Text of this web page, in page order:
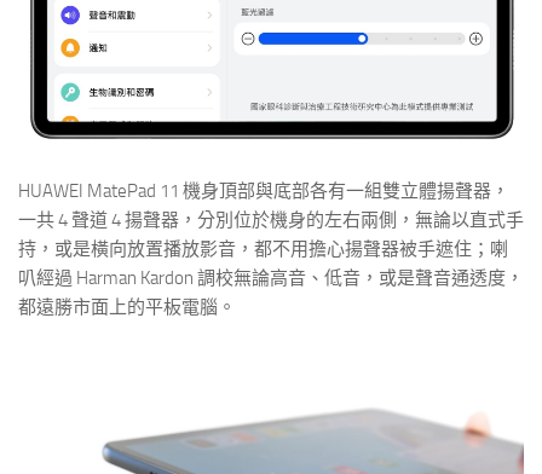
HUAWEI MatePad 11 機身頂部與底部各有一組雙立體揚聲器，
一共 4 聲道 4 揚聲器，分別位於機身的左右兩側，無論以直式手
持，或是橫向放置播放影音，都不用擔心揚聲器被手遮住；喇
叭經過 Harman Kardon 調校無論高音、低音，或是聲音通透度，
都遠勝市面上的平板電腦。